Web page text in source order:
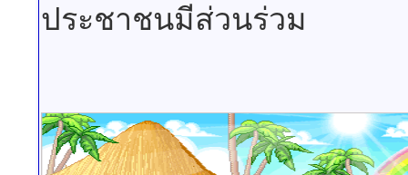
ประชาชนมีส่วนร่วม